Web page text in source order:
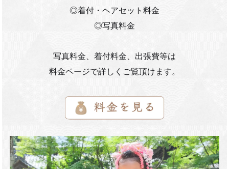
◎着付・ヘアセット料金
◎写真料金
写真料金、着付料金、出張費等は
料金ページで詳しくご覧頂けます。